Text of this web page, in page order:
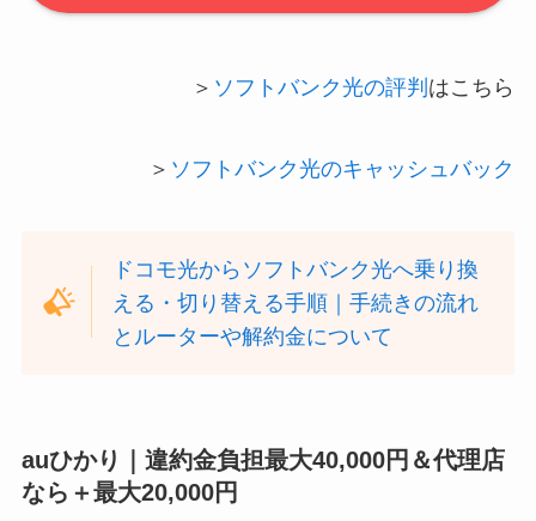
＞ ソフトバンク光の評判 はこちら
＞ ソフトバンク光のキャッシュバック
ドコモ光からソフトバンク光へ乗り換
える・切り替える手順｜手続きの流れ
とルーターや解約金について
auひかり｜違約金負担最大40,000円＆代理店
なら＋最大20,000円